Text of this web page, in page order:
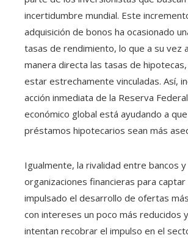
incertidumbre mundial. Este
adquisición de bonos ha ocasionado
tasas de rendimiento, lo que a su vez
manera directa las tasas de
estar estrechamente vinculadas. Así,
acción inmediata de la Reserva
económico global está ayudando a
préstamos hipotecarios sean más
Igualmente, la rivalidad entre bancos y
organizaciones financieras para captar
impulsado el desarrollo de ofertas
con intereses un poco más reducidos
intentan recobrar el impulso en el